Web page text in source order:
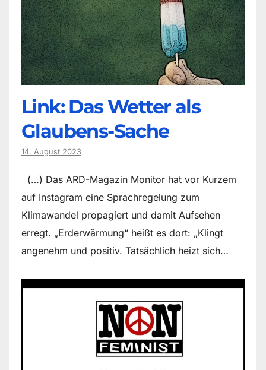
Link: Das Wetter als
Glaubens-Sache
14. August 2023
(…) Das ARD-Magazin Monitor hat vor Kurzem
auf Instagram eine Sprachregelung zum
Klimawandel propagiert und damit Aufsehen
erregt. „Erderwärmung“ heißt es dort: „Klingt
angenehm und positiv. Tatsächlich heizt sich…